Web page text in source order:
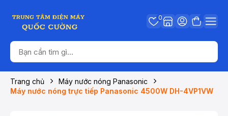
0
Trang chủ
Máy nước nóng Panasonic
Máy nước nóng trực tiếp Panasonic 4500W DH-4VP1VW